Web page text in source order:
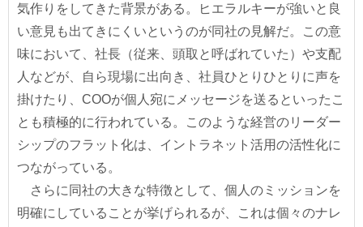
気作りをしてきた背景がある。ヒエラルキーが強いと良
い意見も出てきにくいというのが同社の見解だ。この意
味において、社長（従来、頭取と呼ばれていた）や支配
人などが、自ら現場に出向き、社員ひとりひとりに声を
掛けたり、COOが個人宛にメッセージを送るといったこ
とも積極的に行われている。このような経営のリーダー
シップのフラット化は、イントラネット活用の活性化に
つながっている。
さらに同社の大きな特徴として、個人のミッションを
明確にしていることが挙げられるが、これは個々のナレ